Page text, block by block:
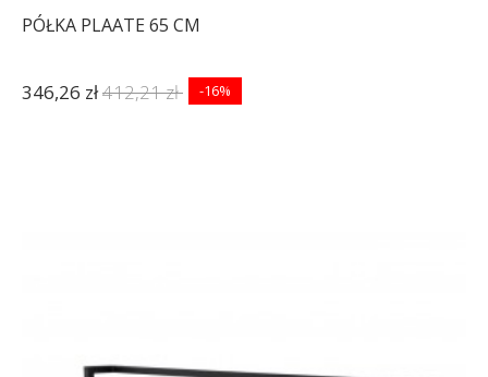
PÓŁKA PLAATE 65 CM
346,26 zł412,21 zł -16%